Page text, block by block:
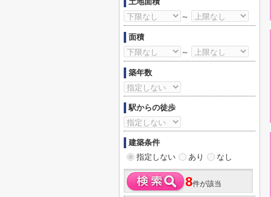
～
面積
～
築年数
駅からの徒歩
建築条件
指定しない
あり なし
8件が該当